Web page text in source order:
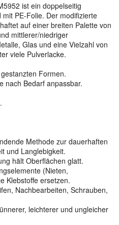
ist ein doppelseitig
PE-Folie. Der modifizierte
auf einer breiten Palette von
mittlerer/niedriger
Glas und eine Vielzahl von
viele Pulverlacke.
Formen.
nach Bedarf anpassbar.
Methode zur dauerhaften
und Langlebigkeit.
hält Oberflächen glatt.
(Nieten,
Klebstoffe ersetzen.
Nachbearbeiten, Schrauben,
leichterer und ungleicher